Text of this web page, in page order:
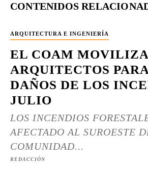
CONTENIDOS
ARQUITECTURA E INGENIERÍA
EL COAM MOVILIZA
ARQUITECTOS
DAÑOS DE LOS
JULIO
LOS INCENDIOS
AFECTADO AL SUROESTE
COMUNIDAD...
REDACCIÓN